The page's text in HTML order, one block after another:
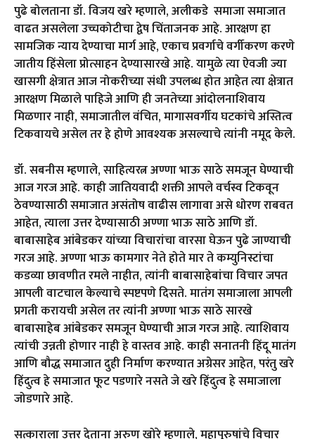
पुढे बोलताना डॉ. विजय खरे म्हणाले, अलीकडे समाजा समाजात
वाढत असलेला उच्चकोटीचा द्वेष चिंताजनक आहे. आरक्षण हा
सामजिक न्याय देण्याचा मार्ग आहे, एकाच प्रवर्गाचे वर्गीकरण करणे
जातीय हिंसेला प्रोत्साहन देण्यासारखे आहे. यामुळे त्या ऐवजी ज्या
खासगी क्षेत्रात आज नोकरीच्या संधी उपलब्ध होत आहेत त्या क्षेत्रात
आरक्षण मिळाले पाहिजे आणि ही जनतेच्या आंदोलनाशिवाय
मिळणार नाही, समाजातील वंचित, मागासवर्गीय घटकांचे अस्तित्व
टिकवायचे असेल तर हे होणे आवश्यक असल्याचे त्यांनी नमूद केले.
डॉ. सबनीस म्हणाले, साहित्यरत्न अण्णा भाऊ साठे समजून घेण्याची
आज गरज आहे. काही जातियवादी शक्ती आपले वर्चस्व टिकवून
ठेवण्यासाठी समाजात असंतोष वाढीस लागावा असे धोरण राबवत
आहेत, त्याला उत्तर देण्यासाठी अण्णा भाऊ साठे आणि डॉ.
बाबासाहेब आंबेडकर यांच्या विचारांचा वारसा घेऊन पुढे जाण्याची
गरज आहे. अण्णा भाऊ कामगार नेते होते मार ते कम्युनिस्टांचा
कडव्या छावणीत रमले नाहीत, त्यांनी बाबासाहेबांचा विचार जपत
आपली वाटचाल केल्याचे स्पष्टपणे दिसते. मातंग समाजाला आपली
प्रगती करायची असेल तर त्यांनी अण्णा भाऊ साठे सारखे
बाबासाहेब आंबेडकर समजून घेण्याची आज गरज आहे. त्याशिवाय
त्यांची उन्नती होणार नाही हे वास्तव आहे. काही सनातनी हिंदू मातंग
आणि बौद्ध समाजात दुही निर्माण करण्यात अग्रेसर आहेत, परंतु खरे
हिंदुत्व हे समाजात फूट पडणारे नसते जे खरे हिंदुत्व हे समाजाला
जोडणारे आहे.
सत्काराला उत्तर देताना अरुण खोरे म्हणाले, महापुरुषांचे विचार